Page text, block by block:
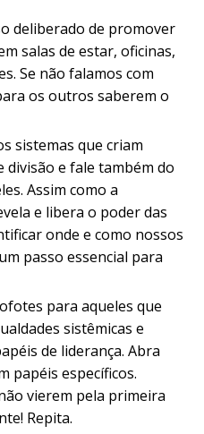
deliberado de promover
salas de estar, oficinas,
Se não falamos com
os outros saberem o
sistemas que criam
divisão e fale também do
Assim como a
e libera o poder das
onde e como nossos
passo essencial para
para aqueles que
sistêmicas e
de liderança. Abra
papéis específicos.
vierem pela primeira
Repita.